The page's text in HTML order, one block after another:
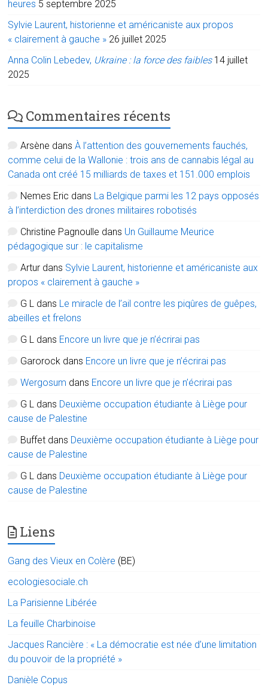
heures 5 septembre 2025
Sylvie Laurent, historienne et américaniste aux propos
« clairement à gauche » 26 juillet 2025
Anna Colin Lebedev, Ukraine : la force des faibles 14 juillet
2025
Commentaires récents
Arsène dansÀ l’attention des gouvernements fauchés,
comme celui de la Wallonie : trois ans de cannabis légal au
Canada ont créé 15 milliards de taxes et 151.000 emplois
Nemes Eric dans La Belgique parmi les 12 pays opposés
à l’interdiction des drones militaires robotisés
Christine Pagnoulle dans Un Guillaume Meurice
pédagogique sur : le capitalisme
Artur dans Sylvie Laurent, historienne et américaniste aux
propos « clairement à gauche »
G L dans Le miracle de l’ail contre les piqûres de guêpes,
abeilles et frelons
G L dans Encore un livre que je n’écrirai pas
Garorock dans Encore un livre que je n’écrirai pas
Wergosum dans Encore un livre que je n’écrirai pas
G L dans Deuxième occupation étudiante à Liège pour
cause de Palestine
Buffet dans Deuxième occupation étudiante à Liège pour
cause de Palestine
G L dans Deuxième occupation étudiante à Liège pour
cause de Palestine
Liens
Gang des Vieux en Colère (BE)
ecologiesociale.ch
La Parisienne Libérée
La feuille Charbinoise
Jacques Rancière : « La démocratie est née d’une limitation
du pouvoir de la propriété »
Danièle Copus